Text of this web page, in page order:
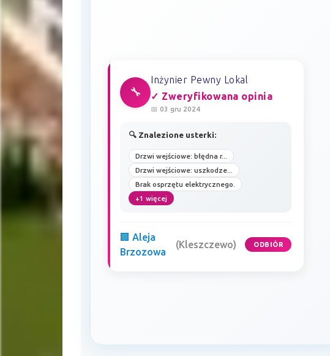
🔧
Inżynier Pewny Lokal
✓ Zweryfikowana opinia
📅 03 gru 2024
🔍 Znalezione usterki:
Drzwi wejściowe: błędna r...
Drzwi wejściowe: uszkodze...
Brak osprzętu elektrycznego.
+1 więcej
🏢 Aleja
Brzozowa
(Kleszczewo) ODBIÓR